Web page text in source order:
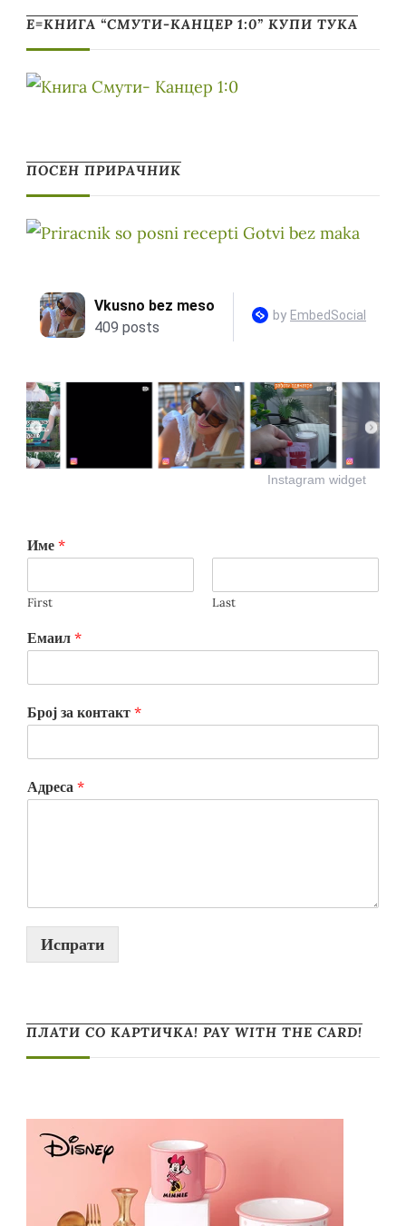
Е=КНИГА “СМУТИ-КАНЦЕР 1:0” КУПИ ТУКА
ПОСЕН ПРИРАЧНИК
Instagram widget
Име *
First Last
Емаил *
Број за контакт *
Адреса *
Испрати
ПЛАТИ СО КАРТИЧКА! PAY WITH THE CARD!